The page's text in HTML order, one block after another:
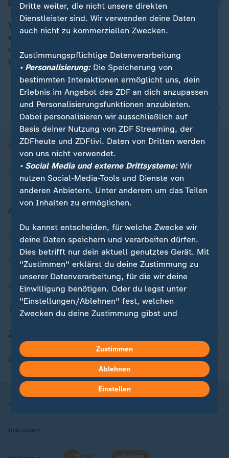
Vladimir Kornéev nimmt uns mit durch seinen Tag. Er
erzählt von seiner Kindheit, der Flucht aus Georgien
und den Erfahrungen, die ihn als Künstler und Mensch
bis heute prägen.
nach oben
Zuletzt veröffentlicht
Aktuelle Sendungs-Videos
ZDFheute Stories
Themen im Überblick
ZDFheute Apps
Nutzungsbedingungen
Impressum
Dritte weiter, die nicht unsere direkten
Dienstleister sind. Wir verwenden deine Daten
auch nicht zu kommerziellen Zwecken.
Zustimmungspflichtige Datenverarbeitung
• Personalisierung:Die Speicherung von
bestimmten Interaktionen ermöglicht uns, dein
Erlebnis im Angebot des ZDF an dich anzupassen
und Personalisierungsfunktionen anzubieten.
Dabei personalisieren wir ausschließlich auf
Basis deiner Nutzung von ZDF Streaming, der
ZDFheute und ZDFtivi. Daten von Dritten werden
von uns nicht verwendet.
• Social Media und externe Drittsysteme:Wir
nutzen Social-Media-Tools und Dienste von
anderen Anbietern. Unter anderem um das Teilen
von Inhalten zu ermöglichen.
Du kannst entscheiden, für welche Zwecke wir
deine Daten speichern und verarbeiten dürfen.
Dies betrifft nur dein aktuell genutztes Gerät. Mit
"Zustimmen" erklärst du deine Zustimmung zu
unserer Datenverarbeitung, für die wir deine
Einwilligung benötigen. Oder du legst unter
"Einstellungen/Ablehnen" fest, welchen
Zwecken du deine Zustimmung gibst und
in deinen Einstellungen widerrufen oder ändern.
Hier findest du das Impressum.
Weitere Informationen findest du in unserer
Datenschutzerklärung.
Zustimmen
Ablehnen
Einstellen